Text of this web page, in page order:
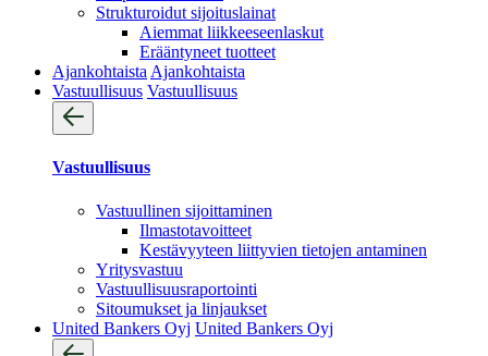
Strukturoidut sijoituslainat
Aiemmat liikkeeseenlaskut
Erääntyneet tuotteet
Ajankohtaista Ajankohtaista
Vastuullisuus Vastuullisuus
Vastuullisuus
Vastuullinen sijoittaminen
Ilmastotavoitteet
Kestävyyteen liittyvien tietojen antaminen
Yritysvastuu
Vastuullisuus­raportointi
Sitoumukset ja linjaukset
United Bankers Oyj United Bankers Oyj